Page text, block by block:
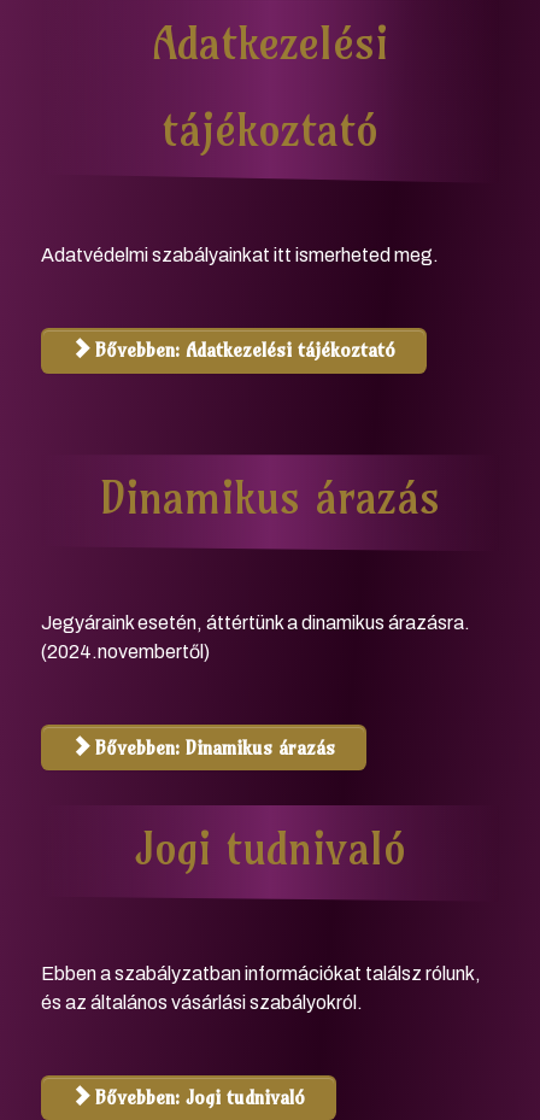
Adatkezelési
tájékoztató
Adatvédelmi szabályainkat itt ismerheted meg.
Bővebben: Adatkezelési tájékoztató
Dinamikus árazás
Jegyáraink esetén, áttértünk a dinamikus árazásra.
(2024.novembertől)
Bővebben: Dinamikus árazás
Jogi tudnivaló
Ebben a szabályzatban információkat találsz rólunk,
és az általános vásárlási szabályokról.
Bővebben: Jogi tudnivaló